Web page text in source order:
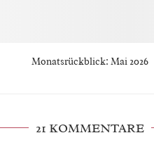
Monatsrückblick: Mai 2026
21 KOMMENTARE